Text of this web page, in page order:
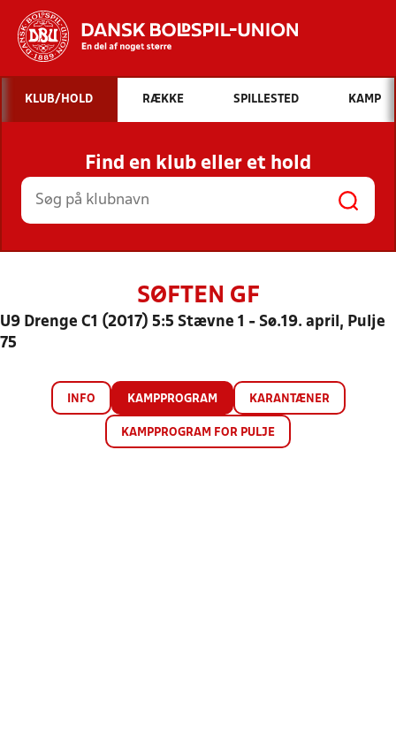
Hvad vil du søge efter?
INDHOLD OG NYHEDER
STILLINGER, RESULTATER, KLUBBER OG
HOLD
KLUB/HOLD RÆKKE SPILLESTED KAMP
Find en klub eller et hold
SØFTEN GF
U9 Drenge C1 (2017) 5:5 Stævne 1 - Sø.19. april, Pulje
75
INFO KAMPPROGRAM KARANTÆNER
KAMPPROGRAM FOR PULJE